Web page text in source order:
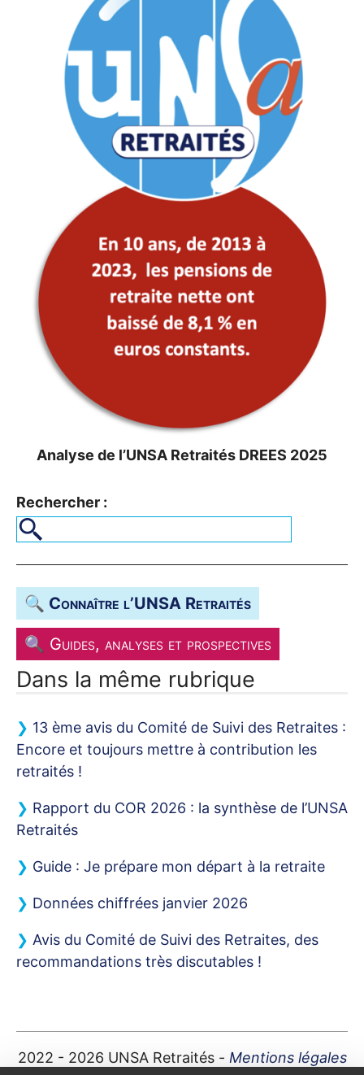
Analyse de l’UNSA Retraités DREES 2025
Rechercher :
🔍 Connaître l’UNSA Retraités
🔍 Guides, analyses et prospectives
Dans la même rubrique
13 ème avis du Comité de Suivi des Retraites :
Encore et toujours mettre à contribution les
retraités !
Rapport du COR 2026 : la synthèse de l’UNSA
Retraités
Guide : Je prépare mon départ à la retraite
Données chiffrées janvier 2026
Avis du Comité de Suivi des Retraites, des
recommandations très discutables !
2022 - 2026 UNSARetraités - Mentions légales